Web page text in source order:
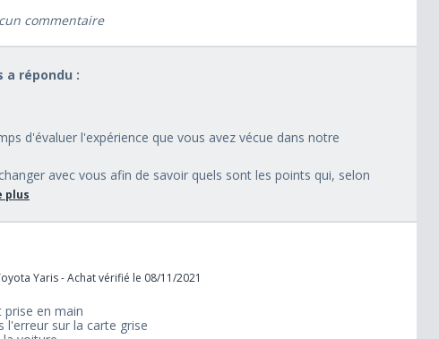
commentaire
a répondu :
d'évaluer l'expérience que vous avez vécue dans notre
avec vous afin de savoir quels sont les points qui, selon
plus
Yaris - Achat vérifié le 08/11/2021
prise en main
l'erreur sur la carte grise